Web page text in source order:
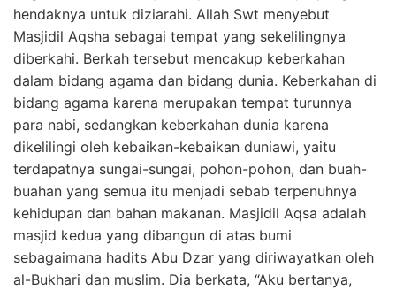
hendaknya untuk diziarahi. Allah Swt menyebut
Masjidil Aqsha sebagai tempat yang sekelilingnya
diberkahi. Berkah tersebut mencakup keberkahan
dalam bidang agama dan bidang dunia. Keberkahan di
bidang agama karena merupakan tempat turunnya
para nabi, sedangkan keberkahan dunia karena
dikelilingi oleh kebaikan-kebaikan duniawi, yaitu
terdapatnya sungai-sungai, pohon-pohon, dan buah-
buahan yang semua itu menjadi sebab terpenuhnya
kehidupan dan bahan makanan. Masjidil Aqsa adalah
masjid kedua yang dibangun di atas bumi
sebagaimana hadits Abu Dzar yang diriwayatkan oleh
al-Bukhari dan muslim. Dia berkata, “Aku bertanya,